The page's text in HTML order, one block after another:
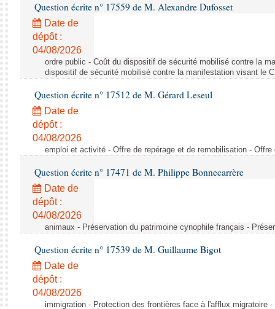
Question écrite n° 17559 de M. Alexandre Dufosset
Date de
dépôt :
04/08/2026
ordre public - Coût du dispositif de sécurité mobilisé contre la
dispositif de sécurité mobilisé contre la manifestation visant le
Question écrite n° 17512 de M. Gérard Leseul
Date de
dépôt :
04/08/2026
emploi et activité - Offre de repérage et de remobilisation -
Question écrite n° 17471 de M. Philippe Bonnecarrère
Date de
dépôt :
04/08/2026
animaux - Préservation du patrimoine cynophile français -
Question écrite n° 17539 de M. Guillaume Bigot
Date de
dépôt :
04/08/2026
immigration - Protection des frontières face à l'afflux migratoire